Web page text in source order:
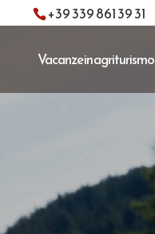
+39 339 861 39 31
Vacanze in agriturismo